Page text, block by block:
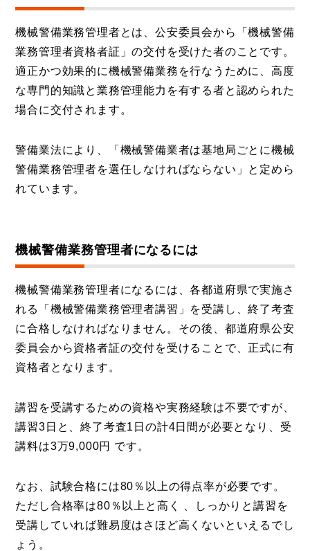
機械警備業務管理者とは、公安委員会から「機械警備
業務管理者資格者証」の交付を受けた者のことです。
適正かつ効果的に機械警備業務を行なうために、高度
な専門的知識と業務管理能力を有する者と認められた
場合に交付されます。
警備業法により、「機械警備業者は基地局ごとに機械
警備業務管理者を選任しなければならない」と定めら
れています。
機械警備業務管理者になるには
機械警備業務管理者になるには、各都道府県で実施さ
れる「機械警備業務管理者講習」を受講し、終了考査
に合格しなければなりません。その後、都道府県公安
委員会から資格者証の交付を受けることで、正式に有
資格者となります。
講習を受講するための資格や実務経験は不要ですが、
講習3日と、終了考査1日の計4日間が必要となり、受
講料は3万9,000円 です。
なお、試験合格には80％以上の得点率が必要です。
ただし合格率は80％以上と高く 、しっかりと講習を
受講していれば難易度はさほど高くないといえるでし
ょう。